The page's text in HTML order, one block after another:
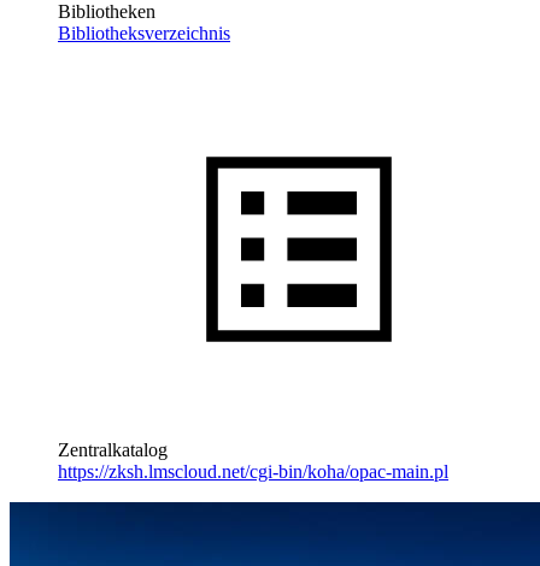
Bibliotheken
Bibliotheksverzeichnis
Zentralkatalog
https://zksh.lmscloud.net/cgi-bin/koha/opac-main.pl